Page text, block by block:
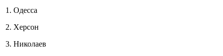
1. Одесса
2. Херсон
3. Николаев